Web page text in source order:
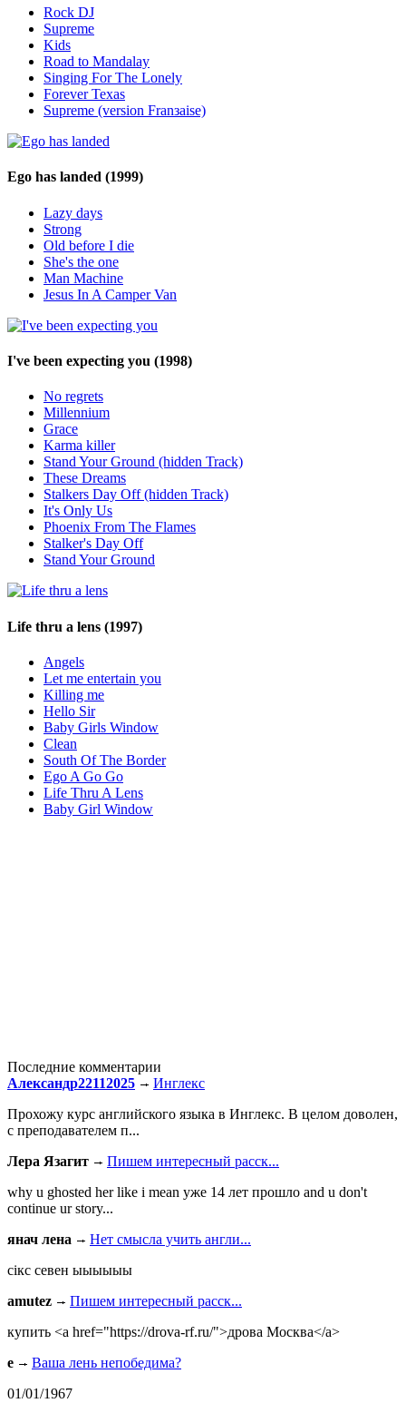
Rock DJ
Supreme
Kids
Road to Mandalay
Singing For The Lonely
Forever Texas
Supreme (version Franзaise)
Ego has landed (1999)
Lazy days
Strong
Old before I die
She's the one
Man Machine
Jesus In A Camper Van
I've been expecting you (1998)
No regrets
Millennium
Grace
Karma killer
Stand Your Ground (hidden Track)
These Dreams
Stalkers Day Off (hidden Track)
It's Only Us
Phoenix From The Flames
Stalker's Day Off
Stand Your Ground
Life thru a lens (1997)
Angels
Let me entertain you
Killing me
Hello Sir
Baby Girls Window
Clean
South Of The Border
Ego A Go Go
Life Thru A Lens
Baby Girl Window
Последние комментарии
Александр22112025
Инглекс
Прохожу курс английского языка в Инглекс. В целом доволен,
с преподавателем п...
Лера Язагит
Пишем интересный расск...
why u ghosted her like i mean уже 14 лет прошло and u don't
continue ur story...
янач лена
Нет смысла учить англи...
сiкс севен ыыыыыы
amutez
Пишем интересный расск...
купить <a href="https://drova-rf.ru/">дрова Москва</a>
e
Ваша лень непобедима?
01/01/1967